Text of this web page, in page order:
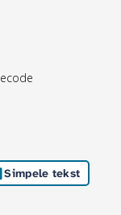
Simpele tekst